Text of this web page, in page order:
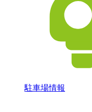
駐車場情報